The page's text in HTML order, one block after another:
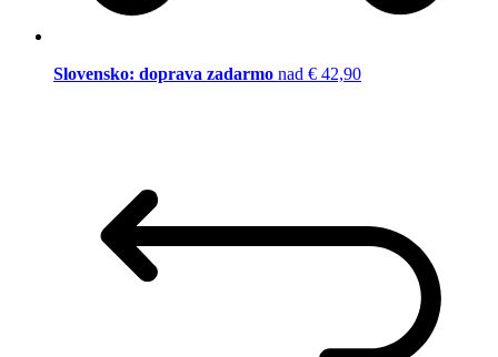
Slovensko: doprava zadarmo nad € 42,90